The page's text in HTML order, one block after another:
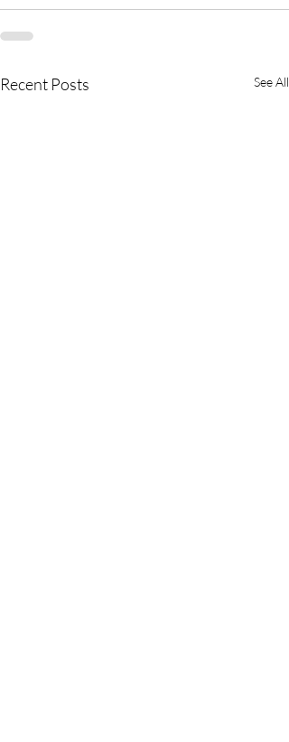
Recent Posts See All